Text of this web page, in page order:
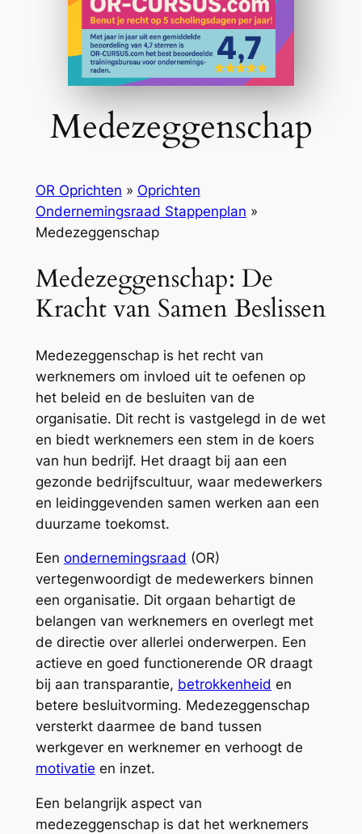
Medezeggenschap
OR Oprichten » Oprichten
Ondernemingsraad Stappenplan »
Medezeggenschap
Medezeggenschap: De
Kracht van Samen Beslissen
Medezeggenschap is het recht van
werknemers om invloed uit te oefenen op
het beleid en de besluiten van de
organisatie. Dit recht is vastgelegd in de wet
en biedt werknemers een stem in de koers
van hun bedrijf. Het draagt bij aan een
gezonde bedrijfscultuur, waar medewerkers
en leidinggevenden samen werken aan een
duurzame toekomst.
Een ondernemingsraad (OR)
vertegenwoordigt de medewerkers binnen
een organisatie. Dit orgaan behartigt de
belangen van werknemers en overlegt met
de directie over allerlei onderwerpen. Een
actieve en goed functionerende OR draagt
bij aan transparantie, betrokkenheid en
betere besluitvorming. Medezeggenschap
versterkt daarmee de band tussen
werkgever en werknemer en verhoogt de
motivatie en inzet.
Een belangrijk aspect van
medezeggenschap is dat het werknemers